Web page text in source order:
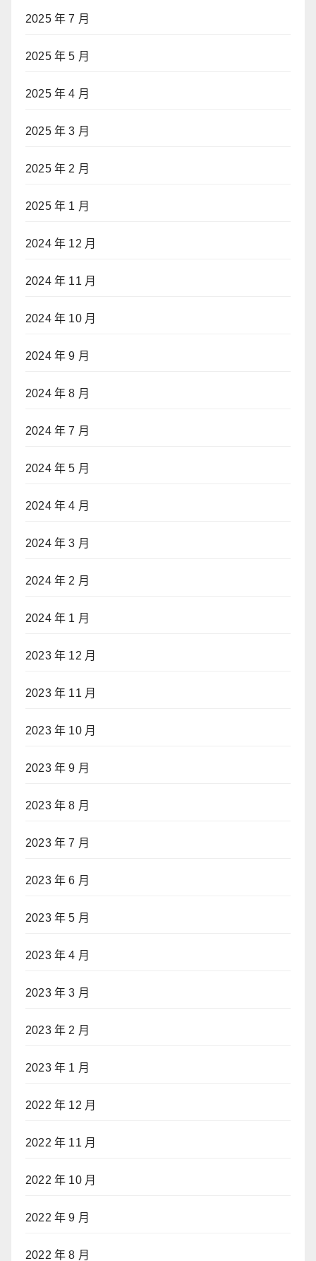
2025 年 7 月
2025 年 5 月
2025 年 4 月
2025 年 3 月
2025 年 2 月
2025 年 1 月
2024 年 12 月
2024 年 11 月
2024 年 10 月
2024 年 9 月
2024 年 8 月
2024 年 7 月
2024 年 5 月
2024 年 4 月
2024 年 3 月
2024 年 2 月
2024 年 1 月
2023 年 12 月
2023 年 11 月
2023 年 10 月
2023 年 9 月
2023 年 8 月
2023 年 7 月
2023 年 6 月
2023 年 5 月
2023 年 4 月
2023 年 3 月
2023 年 2 月
2023 年 1 月
2022 年 12 月
2022 年 11 月
2022 年 10 月
2022 年 9 月
2022 年 8 月